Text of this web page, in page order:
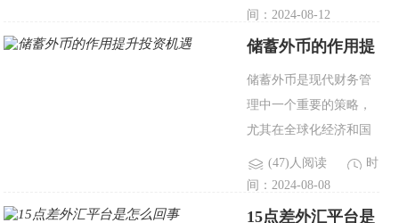
财务管理中。通过汇率
掉期，参与方能够在不
流，从而实现对汇率风
险的管理和资金成本..
间：2024-08-12
储蓄外币的作用提
储蓄外币是现代财务管
理中一个重要的策略，
尤其在全球化经济和国
际贸易频繁的背景下。
不同于传统的本币储
蓄，外币储蓄可以帮助
(47)人阅读
时
间：2024-08-08
15点差外汇平台是